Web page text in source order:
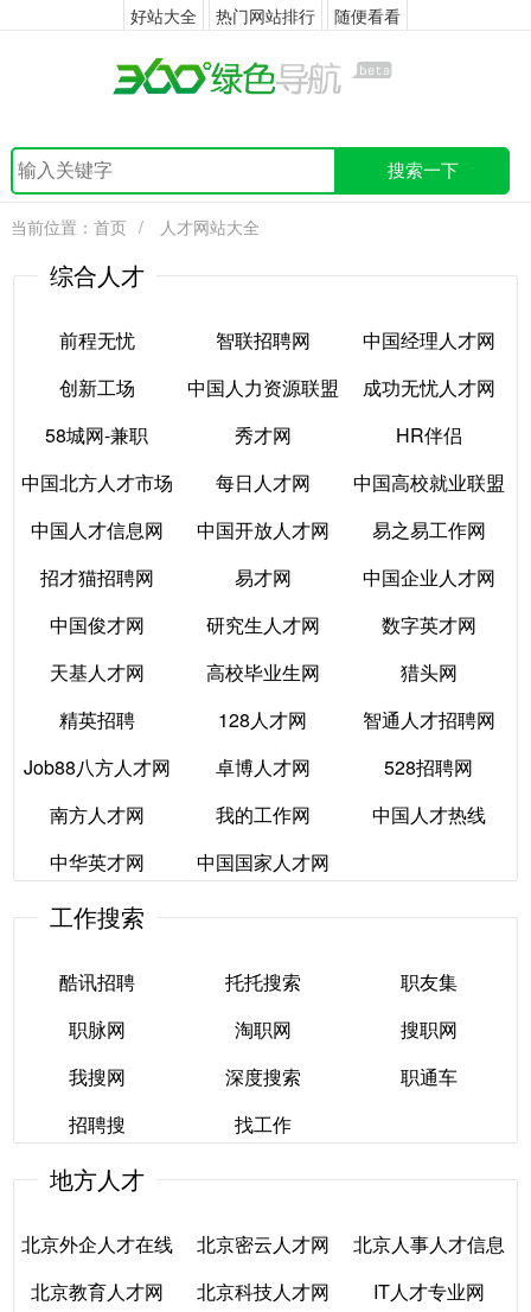
好站大全 热门网站排行 随便看看
搜索一下
当前位置： 首页 / 人才网站大全
综合人才
前程无忧
前程无忧
智联招聘网
智联招聘网
中国经理人才网
中国经理人才网
创新工场
创新工场
中国人力资源联盟
中国人力资源联盟
成功无忧人才网
成功无忧人才网
58城网-兼职
58城网-兼职
秀才网
秀才网
HR伴侣
HR伴侣
中国北方人才市场
中国北方人才市场
每日人才网
每日人才网
中国高校就业联盟
网
中国高校就业联盟
网
中国人才信息网
中国人才信息网
中国开放人才网
中国开放人才网
易之易工作网
易之易工作网
招才猫招聘网
招才猫招聘网
易才网
易才网
中国企业人才网
中国企业人才网
中国俊才网
中国俊才网
研究生人才网
研究生人才网
数字英才网
数字英才网
天基人才网
天基人才网
高校毕业生网
高校毕业生网
猎头网
猎头网
精英招聘
精英招聘
128人才网
128人才网
智通人才招聘网
智通人才招聘网
Job88八方人才网
Job88八方人才网
卓博人才网
卓博人才网
528招聘网
528招聘网
南方人才网
南方人才网
我的工作网
我的工作网
中国人才热线
中华英才网
中华英才网
中国国家人才网
中国国家人才网
工作搜索
酷讯招聘
酷讯招聘
托托搜索
托托搜索
职友集
职友集
职脉网
职脉网
淘职网
淘职网
搜职网
搜职网
我搜网
我搜网
深度搜索
深度搜索
职通车
招聘搜
招聘搜
找工作
找工作
地方人才
北京外企人才在线
北京外企人才在线
北京密云人才网
北京密云人才网
北京人事人才信息
网
北京教育人才网
北京科技人才网
IT人才专业网